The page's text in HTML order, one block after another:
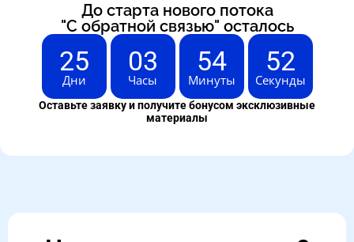
До старта нового потока
"С обратной связью" осталось
25
Дни
03
Часы
54
Минуты
51
Секунды
Оставьте заявку и получите бонусом эксклюзивные
материалы